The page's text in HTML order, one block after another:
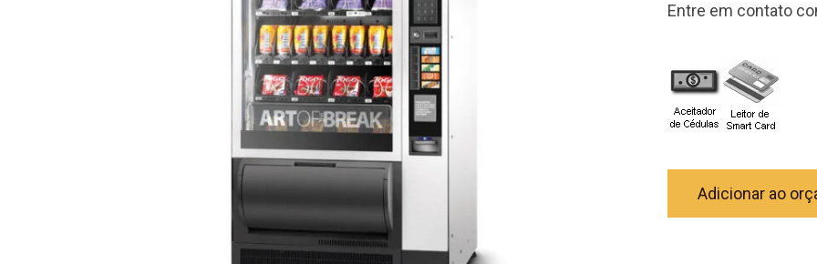
Entre em contato
Adicionar ao